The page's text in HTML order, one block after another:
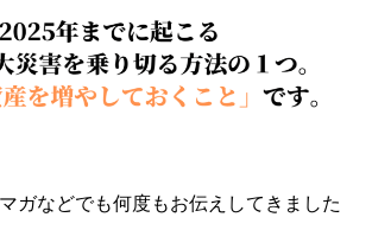
ガなどでも何度もお伝えしてきました